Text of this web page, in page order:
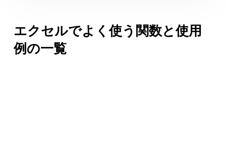
エクセルでよく使う関数と使用
例の一覧